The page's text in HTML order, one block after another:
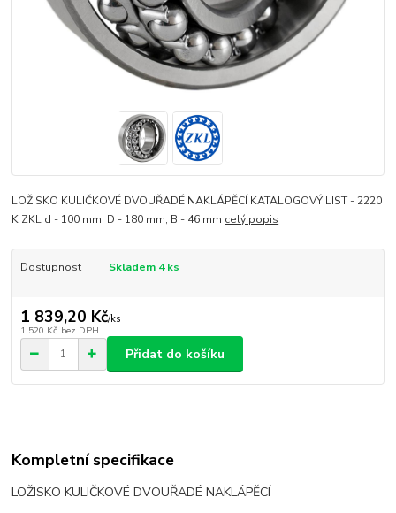
LOŽISKO KULIČKOVÉ DVOUŘADÉ NAKLÁPĚCÍ KATALOGOVÝ LIST - 2220
K ZKL d - 100 mm, D - 180 mm, B - 46 mm celý popis
Dostupnost Skladem 4 ks
1 839,20 Kč/ks
1 520 Kč bez DPH
Přidat do košíku
Kompletní specifikace
LOŽISKO KULIČKOVÉ DVOUŘADÉ NAKLÁPĚCÍ